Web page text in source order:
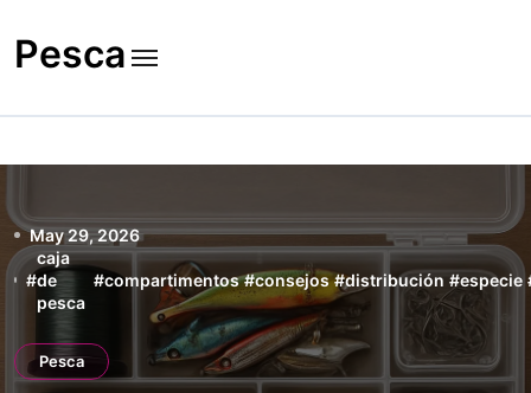
to
content
Pesca
May 29, 2026
#
caja
de
pesca
#compartimentos #consejos #distribución #especie
Pesca